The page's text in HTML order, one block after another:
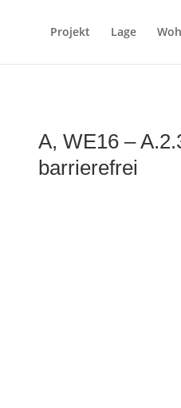
Projekt Lage
A, WE16 –
barrierefrei